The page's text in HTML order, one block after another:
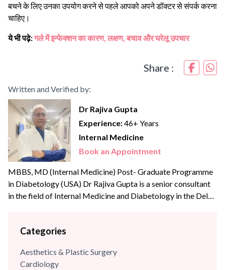
बचने के लिए उनका उपयोग करने से पहले आपको अपने डॉक्टर से संपर्क करना
चाहिए।
ये भी पढ़े:गले में इन्फेक्शन का कारण, लक्षण, बचाव और घरेलू उपचार
Share :
Written and Verified by:
Dr Rajiva Gupta
Experience:46+ Years
Internal Medicine
Book an Appointment
MBBS, MD (Internal Medicine) Post- Graduate Programme
in Diabetology (USA) Dr Rajiva Gupta is a senior consultant
in the field of Internal Medicine and Diabetology in the Delhi-
Education & Research, New Delhi (Dr R M L Hospital). Dr
Categories
Aesthetics & Plastic Surgery
Cardiology